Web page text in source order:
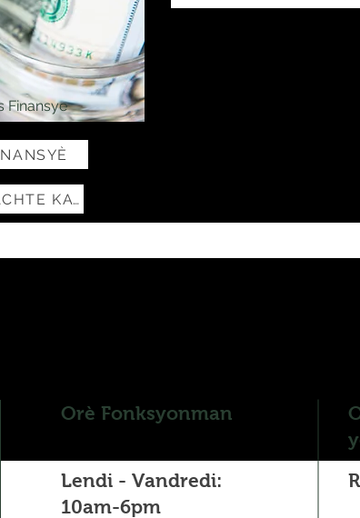
Finansye
PREMYE FWA ACHTE KAY
Orè Fonksyonman
Lendi - Vandredi:
10am-6pm